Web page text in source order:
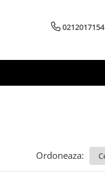
0212017154
Ordoneaza: